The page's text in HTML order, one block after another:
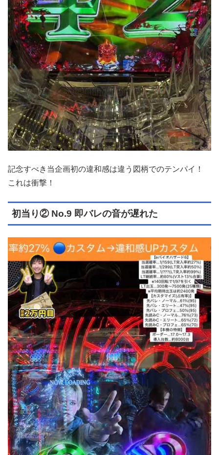
記念すべき当企画初の違和感は違う図柄でのテンパイ！
これは衝撃！
初当り② No.9 即バレの音が遅れた